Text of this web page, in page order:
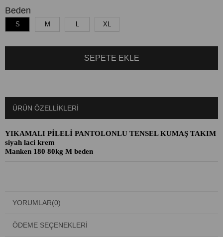
Beden
S M L XL
ÜRÜN ÖZELLIKLERI
YIKAMALI PİLELİ PANTOLONLU TENSEL KUMAŞ TAKIM
siyah laci krem
Manken 180 80kg M beden
YORUMLAR(0)
ÖDEME SEÇENEKLERI